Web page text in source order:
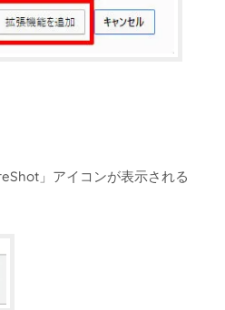
」アイコンが表示される